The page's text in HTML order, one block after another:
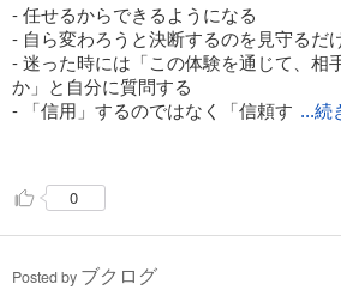
っています。サービス精神旺盛にして人
自分がバテてしまうので、自分ができる
返りもある程度求めながら、お互い様で
ます。
ここでもう１つ大切だと思ったのは、
らしあわせ。相手からのありがとうが
アドラーのおかげで、また少しずつ、
てきました。ありがとうございます。
子供や部下に対して褒める事は、上から
対等な目線。
上から目線ではなく、対等な目線で感謝
りやすい。
- 任せるからできるようになる
- 自ら変わろうと決断するのを見守るだ
- 迷った時には「この体験を通じて、相
か」と自分に質問する
- 「信用」するのではなく「信頼す ...続
- 褒めることは上から目線、勇気づけは
- その悩みは本当に「あなたの問題」か？
0
Posted by ブクログ